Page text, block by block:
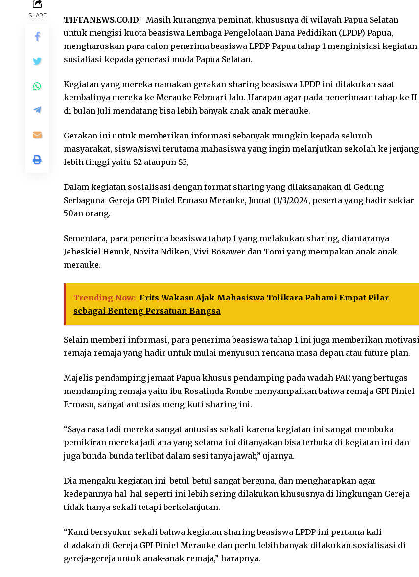
SHARE TIFFANEWS.CO.ID,- Masih kurangnya peminat, khususnya di wilayah Papua Selatan
untuk mengisi kuota beasiswa Lembaga Pengelolaan Dana Pedidikan (LPDP) Papua,
mengharuskan para calon penerima beasiswa LPDP Papua tahap 1 menginisiasi kegiatan
sosialiasi kepada generasi muda Papua Selatan.
Kegiatan yang mereka namakan gerakan sharing beasiswa LPDP ini dilakukan saat
kembalinya mereka ke Merauke Februari lalu. Harapan agar pada penerimaan tahap ke II
di bulan Juli mendatang bisa lebih banyak anak-anak merauke.
Gerakan ini untuk memberikan informasi sebanyak mungkin kepada seluruh
masyarakat, siswa/siswi terutama mahasiswa yang ingin melanjutkan sekolah ke jenjang
lebih tinggi yaitu S2 ataupun S3,
Dalam kegiatan sosialisasi dengan format sharing yang dilaksanakan di Gedung
Serbaguna Gereja GPI Piniel Ermasu Merauke, Jumat (1/3/2024, peserta yang hadir sekiar
50an orang.
Sementara, para penerima beasiswa tahap 1 yang melakukan sharing, diantaranya
Jeheskiel Henuk, Novita Ndiken, Vivi Bosawer dan Tomi yang merupakan anak-anak
merauke.
Trending Now: Frits Wakasu Ajak Mahasiswa Tolikara Pahami Empat Pilar
sebagai Benteng Persatuan Bangsa
Selain memberi informasi, para penerima beasiswa tahap 1 ini juga memberikan motivasi
remaja-remaja yang hadir untuk mulai menyusun rencana masa depan atau future plan.
Majelis pendamping jemaat Papua khusus pendamping pada wadah PAR yang bertugas
mendamping remaja yaitu ibu Rosalinda Rombe menyampaikan bahwa remaja GPI Piniel
Ermasu, sangat antusias mengikuti sharing ini.
“Saya rasa tadi mereka sangat antusias sekali karena kegiatan ini sangat membuka
pemikiran mereka jadi apa yang selama ini ditanyakan bisa terbuka di kegiatan ini dan
juga bunda-bunda terlibat dalam sesi tanya jawab,” ujarnya.
Dia mengaku kegiatan ini betul-betul sangat berguna, dan mengharapkan agar
kedepannya hal-hal seperti ini lebih sering dilakukan khususnya di lingkungan Gereja
tidak hanya sekali tetapi berkelanjutan.
“Kami bersyukur sekali bahwa kegiatan sharing beasiswa LPDP ini pertama kali
diadakan di Gereja GPI Piniel Merauke dan perlu lebih banyak dilakukan sosialisasi di
gereja-gereja untuk anak-anak remaja,” harapnya.